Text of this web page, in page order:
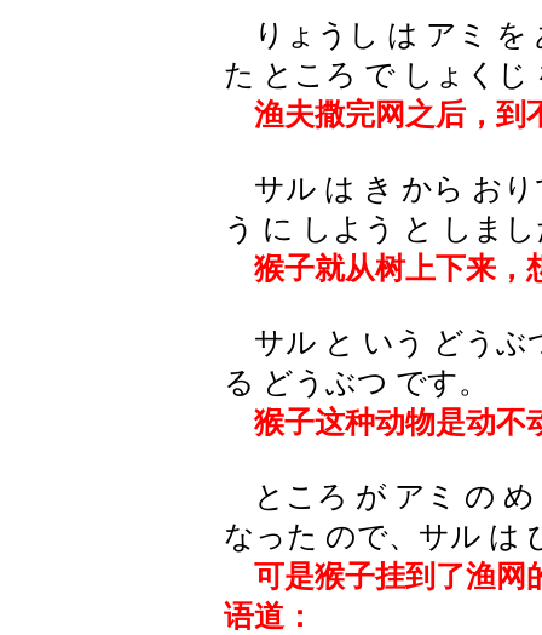
りょうし は アミ を
た ところ で しょくじ
渔夫撒完网之后，到
サル は き から おり
う に しよう と しま
猴子就从树上下来，
サル と いう どうぶ
る どうぶつ です。
猴子这种动物是动不
ところ が アミ の め
なった ので、サル は
可是猴子挂到了渔网
语道：